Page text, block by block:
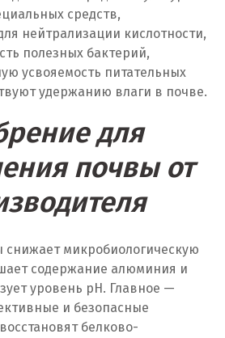
средств,
нейтрализации кислотности,
полезных бактерий,
усвояемость питательных
удержанию влаги в почве.
для
почвы от
снижает микробиологическую
содержание алюминия и
уровень pH. Главное —
и безопасные
белково-